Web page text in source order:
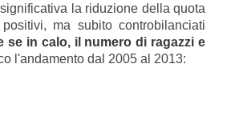
la riduzione della quota
ma subito controbilanciati
se in calo, il numero di ragazzi e
l'andamento dal 2005 al 2013: